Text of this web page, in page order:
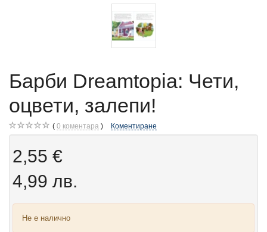
Барби Dreamtopia: Чети,
оцвети, залепи!
0 коментара Коментиране
2,55 €
4,99 лв.
Не е налично